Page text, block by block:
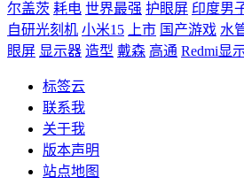
尔盖茨 耗电 世界最强 护眼屏 印度男
自研光刻机 小米15 上市 国产游戏 水
眼屏 显示器 造型 戴森 高通 Redmi显
标签云
联系我
关于我
版本声明
站点地图